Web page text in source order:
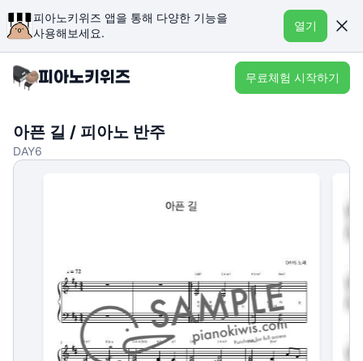
피아노키위즈 앱을 통해 다양한 기능을
사용해보세요.
열기
무료체험 시작하기
아픈 길 / 피아노 반주
DAY6